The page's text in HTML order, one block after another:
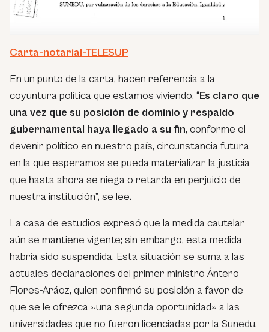
Carta-notarial-TELESUP
En un punto de la carta, hacen referencia a la
coyuntura política que estamos viviendo. “Es claro que
una vez que su posición de dominio y respaldo
gubernamental haya llegado a su fin, conforme el
devenir político en nuestro país, circunstancia futura
en la que esperamos se pueda materializar la justicia
que hasta ahora se niega o retarda en perjuicio de
nuestra institución”, se lee.
La casa de estudios expresó que la medida cautelar
aún se mantiene vigente; sin embargo, esta medida
habría sido suspendida. Esta situación se suma a las
actuales declaraciones del primer ministro Ántero
Flores-Aráoz, quien confirmó su posición a favor de
que se le ofrezca »una segunda oportunidad» a las
universidades que no fueron licenciadas por la Sunedu.